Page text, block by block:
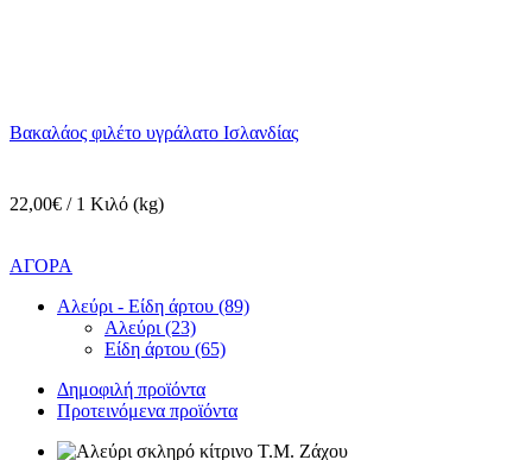
Βακαλάος φιλέτο υγράλατο Ισλανδίας
22,00€ / 1 Κιλό (kg)
ΑΓΟΡΑ
Αλεύρι - Είδη άρτου (89)
Αλεύρι (23)
Είδη άρτου (65)
Δημοφιλή προϊόντα
Προτεινόμενα προϊόντα